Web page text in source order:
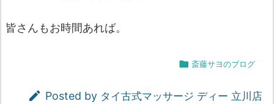
皆さんもお時間あれば。
 斎藤サヨのブログ
 Posted by タイ古式マッサージ ディー 立川店